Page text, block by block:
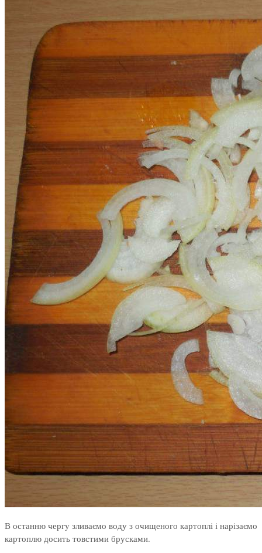
В останню чергу зливаємо воду з очищеного картоплі і нарізаємо
картоплю досить товстими брусками.